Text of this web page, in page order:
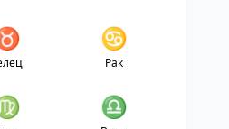
♋
Рак
♎